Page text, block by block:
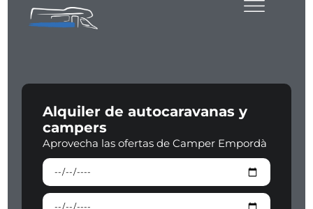
Alquiler de autocaravanas y
campers
Aprovecha las ofertas de Camper Empordà